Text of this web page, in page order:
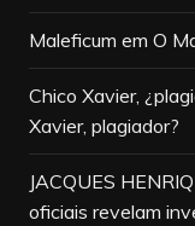
Maleficum em O
Chico Xavier,
Xavier, plagiador?
JACQUES
oficiais revelam